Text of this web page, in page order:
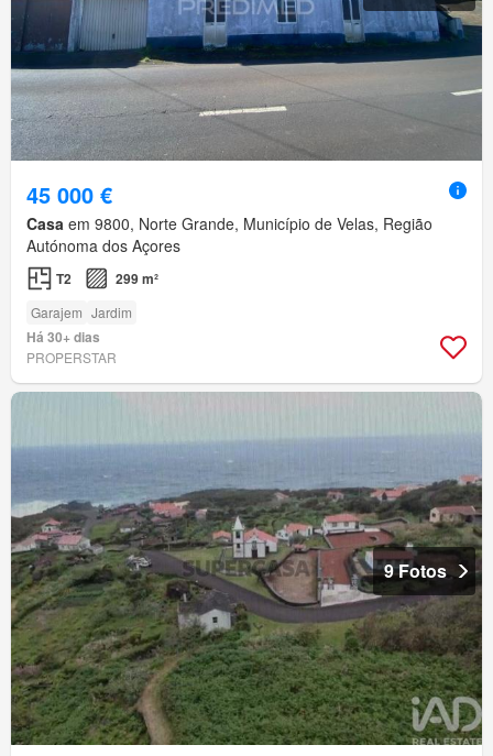
45 000 €
Casa em 9800, Norte Grande, Município de Velas, Região
Autónoma dos Açores
T2 299 m²
Garajem Jardim
Há 30+ dias
PROPERSTAR
9 Fotos